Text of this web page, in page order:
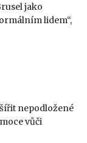
jako
lidem“,
nepodložené
vůči